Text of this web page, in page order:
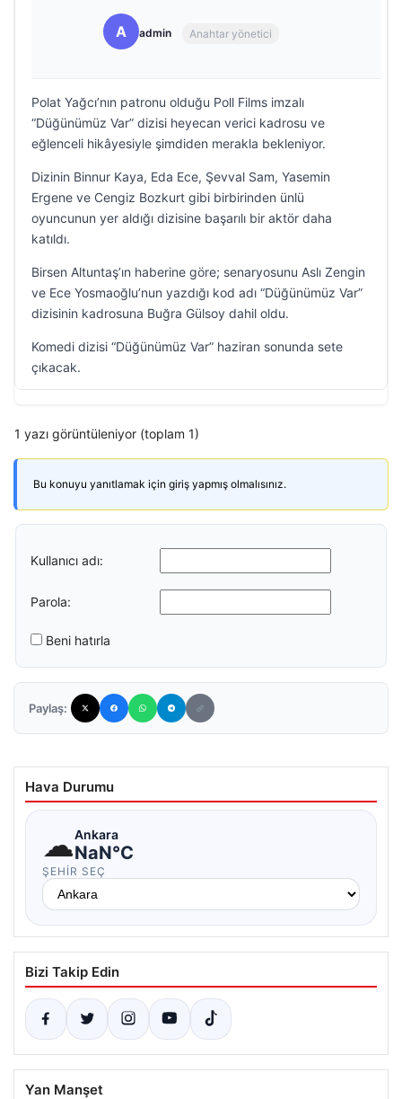
A admin Anahtar yönetici
Polat Yağcı’nın patronu olduğu Poll Films imzalı
“Düğünümüz Var” dizisi heyecan verici kadrosu ve
eğlenceli hikâyesiyle şimdiden merakla bekleniyor.
Dizinin Binnur Kaya, Eda Ece, Şevval Sam, Yasemin
Ergene ve Cengiz Bozkurt gibi birbirinden ünlü
oyuncunun yer aldığı dizisine başarılı bir aktör daha
katıldı.
Birsen Altuntaş’ın haberine göre; senaryosunu Aslı Zengin
ve Ece Yosmaoğlu’nun yazdığı kod adı “Düğünümüz Var”
dizisinin kadrosuna Buğra Gülsoy dahil oldu.
Komedi dizisi “Düğünümüz Var” haziran sonunda sete
çıkacak.
1 yazı görüntüleniyor (toplam 1)
Bu konuyu yanıtlamak için giriş yapmış olmalısınız.
Kullanıcı adı:
Parola:
Beni hatırla
Paylaş:
Hava Durumu
☁Ankara
NaN°C
ŞEHIR SEÇ
Bizi Takip Edin
Yan Manşet